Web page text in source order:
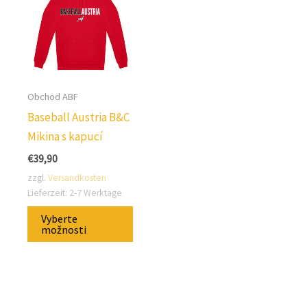
Obchod ABF
Baseball Austria B&C
Mikina s kapucí
€39,90
zzgl.Versandkosten
Lieferzeit: 2-7 Werktage
Vyberte
možnosti
Tento